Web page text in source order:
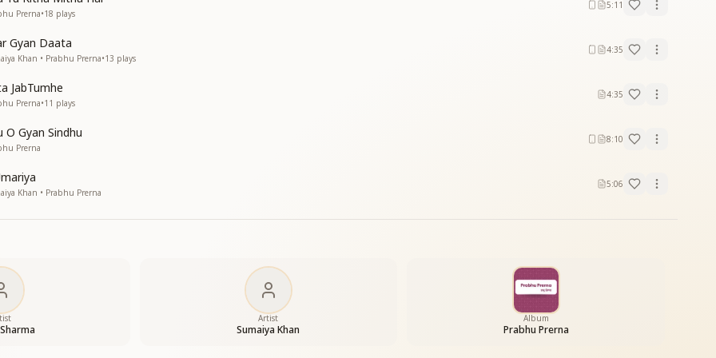
बनो
कर्म से अब बचना तुम
कर्म से अब बचना तुम
बनो
बनो
Prerna•18 plays
5:11
Gyan Daata
Khan • Prabhu Prerna•13 plays
4:35
JabTumhe
Prerna•11 plays
4:35
O Gyan Sindhu
Prerna
8:10
Khan • Prabhu Prerna
5:06
Artist
Sumaiya Khan
Album
Prabhu Prerna